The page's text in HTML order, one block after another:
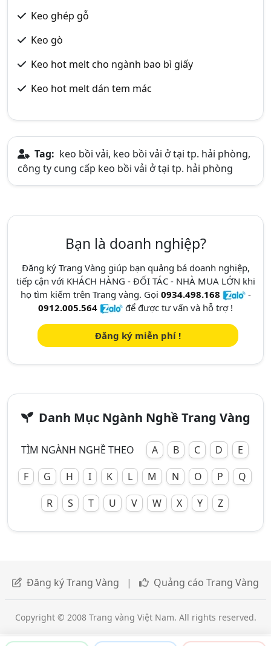
Keo ghép gỗ
Keo gò
Keo hot melt cho ngành bao bì giấy
Keo hot melt dán tem mác
Tag: keo bồi vải, keo bồi vải ở tại tp. hải phòng,
công ty cung cấp keo bồi vải ở tại tp. hải phòng
Bạn là doanh nghiệp?
Đăng ký Trang Vàng giúp bạn quảng bá doanh nghiệp,
tiếp cận với KHÁCH HÀNG - ĐỐI TÁC - NHÀ MUA LỚN khi
họ tìm kiếm trên Trang vàng. Gọi 0934.498.168
-
0912.005.564
để được tư vấn và hỗ trợ !
Đăng ký miễn phí !
Danh Mục Ngành Nghề Trang Vàng
TÌM NGÀNH NGHỀ THEO A B C D
E
F
G H I K L M N O P
Q
R
S T U V W X Y Z
Đăng ký Trang Vàng | Quảng cáo Trang Vàng
Copyright © 2008 Trang vàng Việt Nam. All rights reserved.